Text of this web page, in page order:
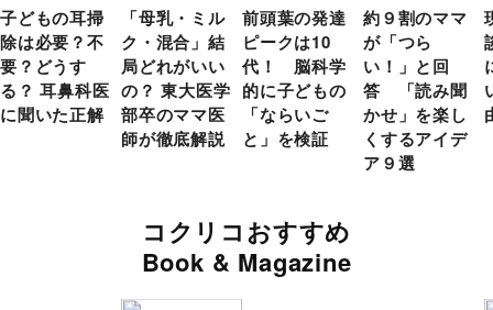
子どもの耳掃
除は必要？不
要？どうす
る？ 耳鼻科医
に聞いた正解
「母乳・ミル
ク・混合」結
局どれがいい
の？ 東大医学
部卒のママ医
師が徹底解説
前頭葉の発達
ピークは10
代！ 脳科学
的に子どもの
「ならいご
と」を検証
約９割のママ
が「つら
い！」と回
答 「読み聞
かせ」を楽し
くするアイデ
ア９選
コクリコおすすめ
Book & Magazine